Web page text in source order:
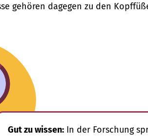
gehören dagegen zu den
Gut zu wissen:In der Forschung